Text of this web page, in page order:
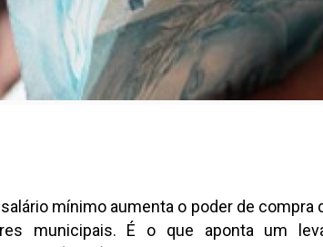
mínimo aumenta o poder de compra
municipais. É o que aponta um